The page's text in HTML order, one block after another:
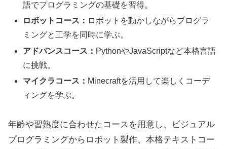
語でプログラミングの基礎を習得。
ロボットコース： ロボットを動かしながらプログラ
ミングと工学を同時に学ぶ。
アドバンスコース： PythonやJavaScriptなど本格言語
に挑戦。
マイクラコース： Minecraftを活用して楽しくコーデ
ィングを学ぶ。
年齢や習熟度に合わせたコースを用意し、ビジュアル
プログラミングからロボット製作、本格テキストコー